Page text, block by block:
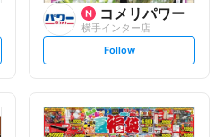
コメリパワー
横手インター店
s
t
l
o
w
Follow